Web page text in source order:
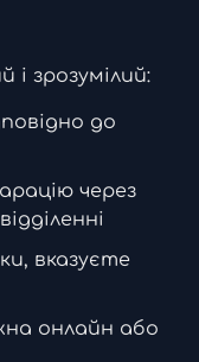
зрозумілий:
до
через
вказуєте
онлайн або